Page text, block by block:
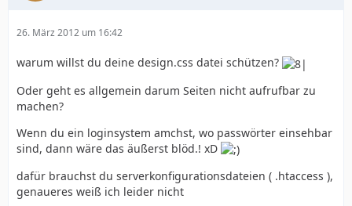
26. März 2012 um 16:42
warum willst du deine design.css datei schützen?
Oder geht es allgemein darum Seiten nicht aufrufbar zu
machen?
Wenn du ein loginsystem amchst, wo passwörter einsehbar
sind, dann wäre das äußerst blöd.! xD
dafür brauchst du serverkonfigurationsdateien ( .htaccess ),
genaueres weiß ich leider nicht